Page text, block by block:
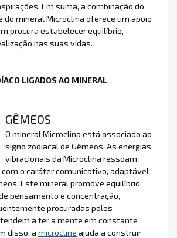
Em suma, a combinação do
do mineral Microclina oferece um apoio
procura estabelecer equilíbrio,
nas suas vidas.
LIGADOS AO MINERAL
GÊMEOS
O mineral Microclina está associado ao
signo zodiacal de Gêmeos. As energias
vibracionais da Microclina ressoam
o caráter comunicativo, adaptável
Este mineral promove equilíbrio
pensamento e concentração,
procuradas pelos
a ter a mente em constante
disso, a microcline ajuda a construir